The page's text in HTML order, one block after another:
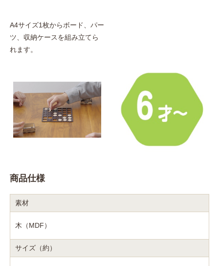
A4サイズ1枚からボード、パー
ツ、収納ケースを組み立てら
れます。
商品仕様
素材
木（MDF）
サイズ（約）